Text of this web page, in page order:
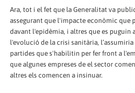
Ara, tot i el fet que la Generalitat va
assegurant que l'impacte econòmic que
davant l'epidèmia, i altres que es puguin
l'evolució de la crisi sanitària,
partides que s'habilitin per fer front a
que algunes empreses de el sector
altres els comencen a insinuar.